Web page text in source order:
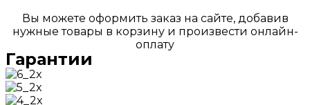
Вы можете оформить заказ на сайте, добавив
нужные товары в корзину и произвести онлайн-
оплату
Гарантии